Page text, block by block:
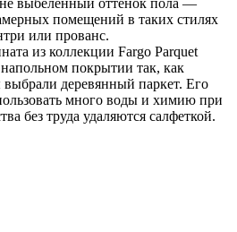
помещений в таких стилях
или прованс.
из коллекции Fargo Parquet
напольном покрытии так, как
деревянный паркет. Его
много воды и химию при
без труда удаляются салфеткой.